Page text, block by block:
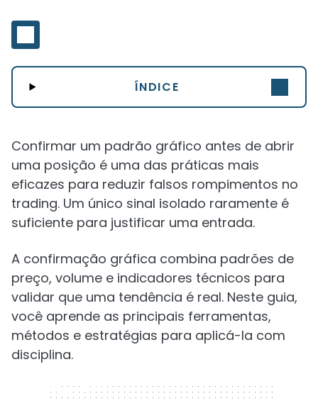
ÍNDICE
Confirmar um padrão gráfico antes de abrir
uma posição é uma das práticas mais
eficazes para reduzir falsos rompimentos no
trading. Um único sinal isolado raramente é
suficiente para justificar uma entrada.
A confirmação gráfica combina padrões de
preço, volume e indicadores técnicos para
validar que uma tendência é real. Neste guia,
você aprende as principais ferramentas,
métodos e estratégias para aplicá-la com
disciplina.
320 x 50